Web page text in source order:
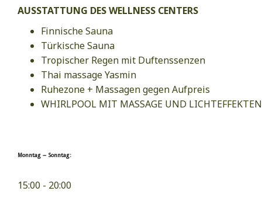
AUSSTATTUNG DES WELLNESS CENTERS
Finnische Sauna
Türkische Sauna
Tropischer Regen mit Duftenssenzen
Thai massage Yasmin
Ruhezone + Massagen gegen Aufpreis
WHIRLPOOL MIT MASSAGE UND LICHTEFFEKTEN
Monntag – Sonntag:
15:00 - 20:00